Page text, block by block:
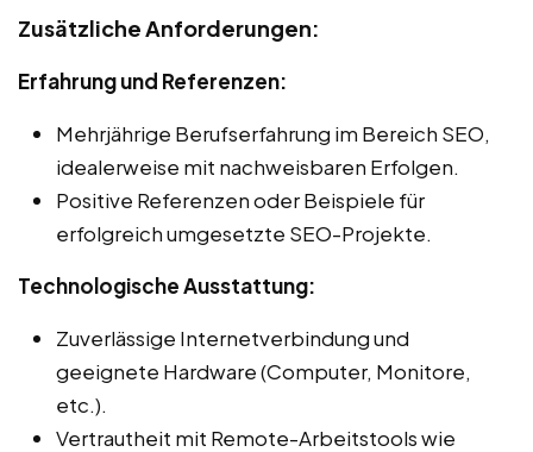
Zusätzliche Anforderungen:
Erfahrung und Referenzen:
Mehrjährige Berufserfahrung im Bereich SEO,
idealerweise mit nachweisbaren Erfolgen.
Positive Referenzen oder Beispiele für
erfolgreich umgesetzte SEO-Projekte.
Technologische Ausstattung:
Zuverlässige Internetverbindung und
geeignete Hardware (Computer, Monitore,
etc.).
Vertrautheit mit Remote-Arbeitstools wie